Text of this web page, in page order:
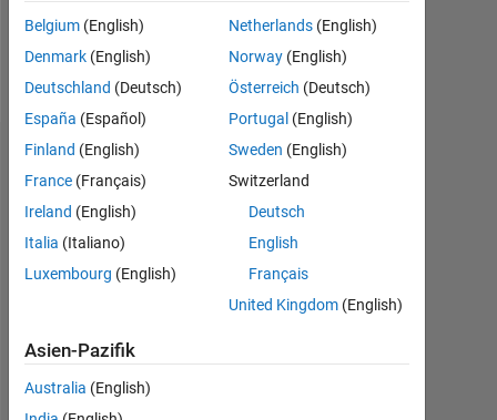
Follow
Nachricht
Dashboard
Statistik
MATLAB Answers
BEITRÄGE
3
Belgium (English)
Denmark (English)
Deutschland (Deutsch)
España (Español)
Finland (English)
France (Français)
Ireland (English)
Italia (Italiano)
Luxembourg (English)
Netherlands (English)
Norway (English)
Österreich (Deutsch)
Portugal (English)
Sweden (English)
Switzerland
Deutsch
English
Français
United Kingdom (English)
Asien-Pazifik
Australia (English)